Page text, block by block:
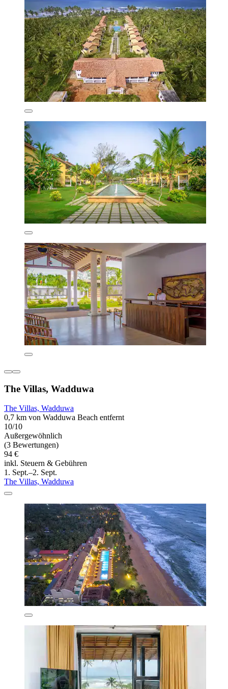
The Villas, Wadduwa
The Villas, Wadduwa
0,7 km von Wadduwa Beach entfernt
10/10
Außergewöhnlich
(3 Bewertungen)
94 €
inkl. Steuern & Gebühren
1. Sept.–2. Sept.
The Villas, Wadduwa